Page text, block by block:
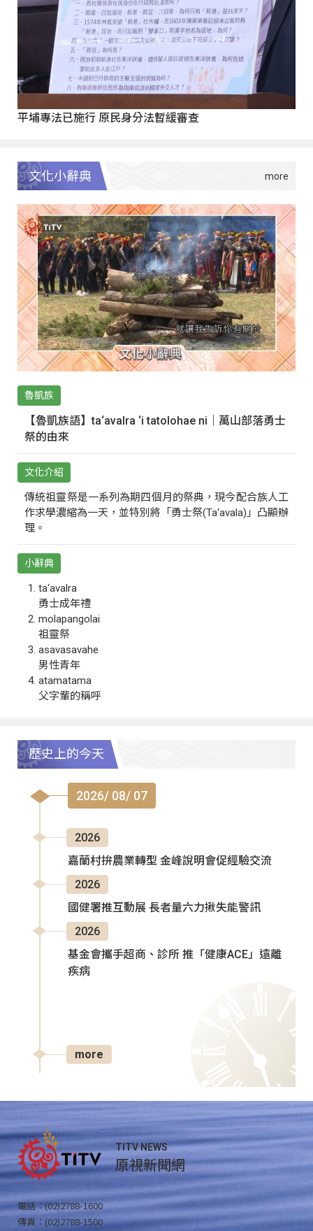
平埔專法已施行 原民身分法暫緩審查
文化小辭典
魯凱族
【魯凱族語】ta‘avalra ‘i tatolohae ni｜萬山部落勇士
祭的由來
文化介紹
傳統祖靈祭是一系列為期四個月的祭典，現今配合族人工
作求學濃縮為一天，並特別將「勇士祭(Ta‘avala)」凸顯辦
理。
小辭典
ta‘avalra
勇士成年禮
molapangolai
祖靈祭
asavasavahe
男性青年
atamatama
父字輩的稱呼
歷史上的今天
2026/ 08/ 07
2026
嘉蘭村拚農業轉型 金峰說明會促經驗交流
2026
國健署推互動展 長者量六力揪失能警訊
2026
基金會攜手超商、診所 推「健康ACE」遠離
疾病
more
TITV NEWS
原視新聞網
電話：(02)2788-1600
傳真：(02)2788-1500